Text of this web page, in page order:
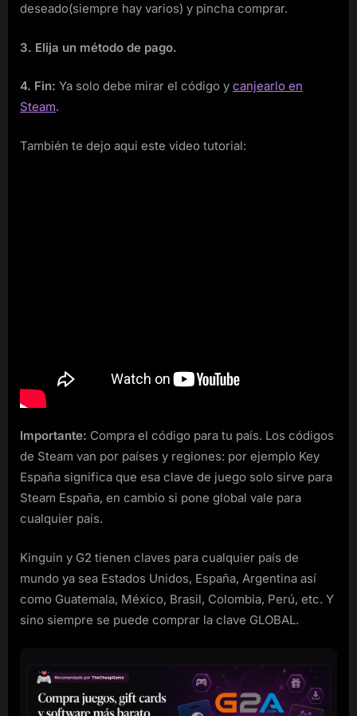
deseado(siempre hay varios) y pincha comprar.
3. Elija un método de pago.
4. Fin: Ya solo debe mirar el código y canjearlo en
Steam.
También te dejo aqui este video tutorial:
Importante: Compra el código para tu país. Los códigos
de Steam van por países y regiones: por ejemplo Key
España significa que esa clave de juego solo sirve para
Steam España, en cambio si pone global vale para
cualquier país.
Kinguin y G2 tienen claves para cualquier país de
mundo ya sea Estados Unidos, España, Argentina así
como Guatemala, México, Brasil, Colombia, Perú, etc. Y
sino siempre se puede comprar la clave GLOBAL.